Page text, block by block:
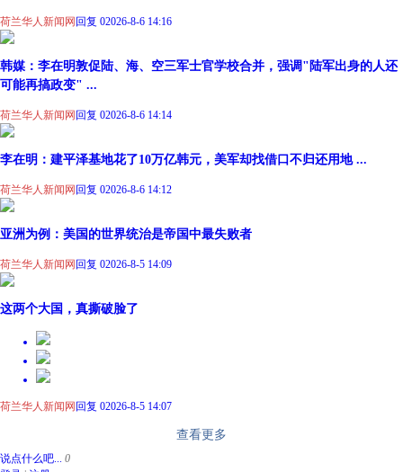
荷兰华人新闻网 回复 02026-8-6 14:16
韩媒：李在明敦促陆、海、空三军士官学校合并，强调"陆军出身的人还
可能再搞政变" ...
荷兰华人新闻网 回复 02026-8-6 14:14
李在明：建平泽基地花了10万亿韩元，美军却找借口不归还用地 ...
荷兰华人新闻网 回复 02026-8-6 14:12
亚洲为例：美国的世界统治是帝国中最失败者
荷兰华人新闻网 回复 02026-8-5 14:09
这两个大国，真撕破脸了
荷兰华人新闻网 回复 02026-8-5 14:07
查看更多
说点什么吧... 0